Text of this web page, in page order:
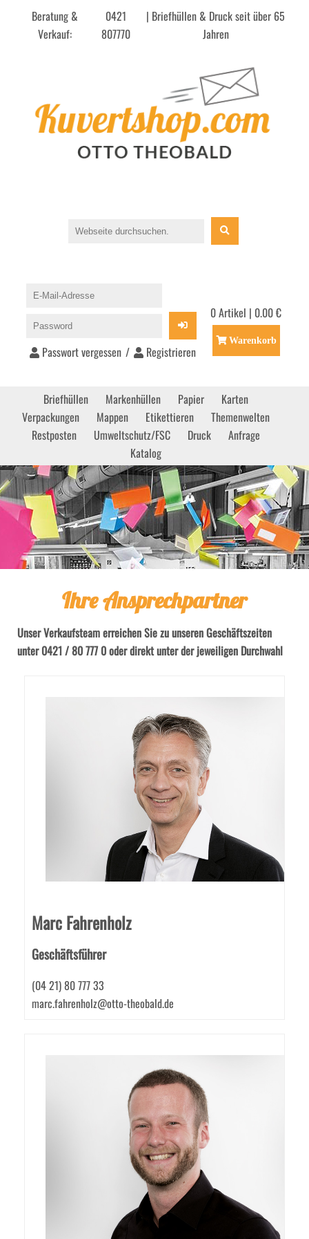
Beratung &
Verkauf:
0421
807770
| Briefhüllen & Druck seit über 65
Jahren
Passwort vergessen / Registrieren
0 Artikel | 0.00 €
Warenkorb
Briefhüllen Markenhüllen Papier
Karten
Verpackungen
Mappen Etikettieren
Themenwelten
Restposten
Umweltschutz/FSC Druck
Anfrage
Katalog
Ihre Ansprechpartner
Unser Verkaufsteam erreichen Sie zu unseren Geschäftszeiten
unter 0421 / 80 777 0 oder direkt unter der jeweiligen Durchwahl
Marc Fahrenholz
Geschäftsführer
(04 21) 80 777 33
marc.fahrenholz@otto-theobald.de